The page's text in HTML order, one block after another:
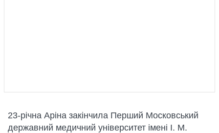
23-річна Аріна закінчила Перший Московський
державний медичний університет імені І. М.